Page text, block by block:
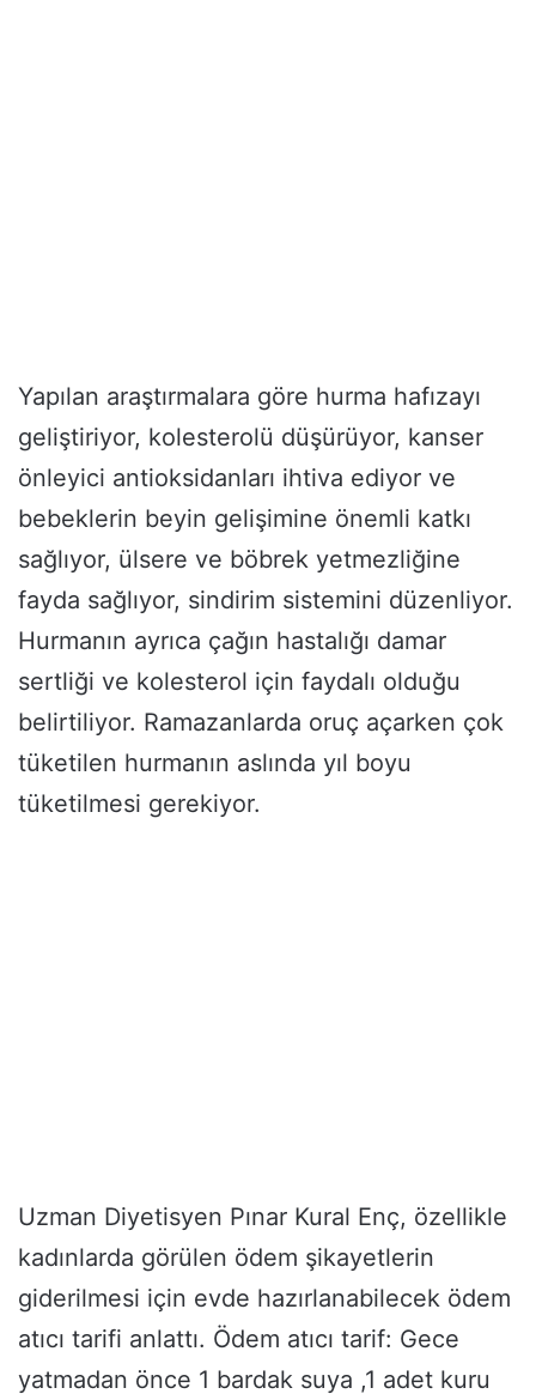
Yapılan araştırmalara göre hurma hafızayı
geliştiriyor, kolesterolü düşürüyor, kanser
önleyici antioksidanları ihtiva ediyor ve
bebeklerin beyin gelişimine önemli katkı
sağlıyor, ülsere ve böbrek yetmezliğine
fayda sağlıyor, sindirim sistemini düzenliyor.
Hurmanın ayrıca çağın hastalığı damar
sertliği ve kolesterol için faydalı olduğu
belirtiliyor. Ramazanlarda oruç açarken çok
tüketilen hurmanın aslında yıl boyu
tüketilmesi gerekiyor.
Uzman Diyetisyen Pınar Kural Enç, özellikle
kadınlarda görülen ödem şikayetlerin
giderilmesi için evde hazırlanabilecek ödem
atıcı tarifi anlattı. Ödem atıcı tarif: Gece
yatmadan önce 1 bardak suya ,1 adet kuru